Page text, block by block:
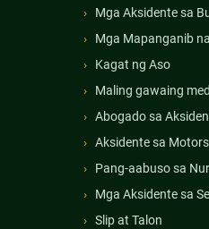
Mga Aksidente sa
Mga Mapanganib
Kagat ng Aso
Maling gawaing
Abogado sa
Aksidente sa
Pang-aabuso sa
Mga Aksidente sa
Slip at Talon